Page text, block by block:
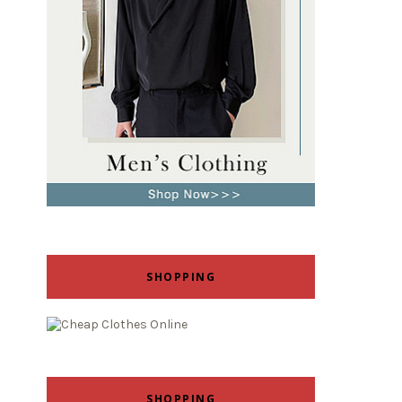
SHOPPING
SHOPPING